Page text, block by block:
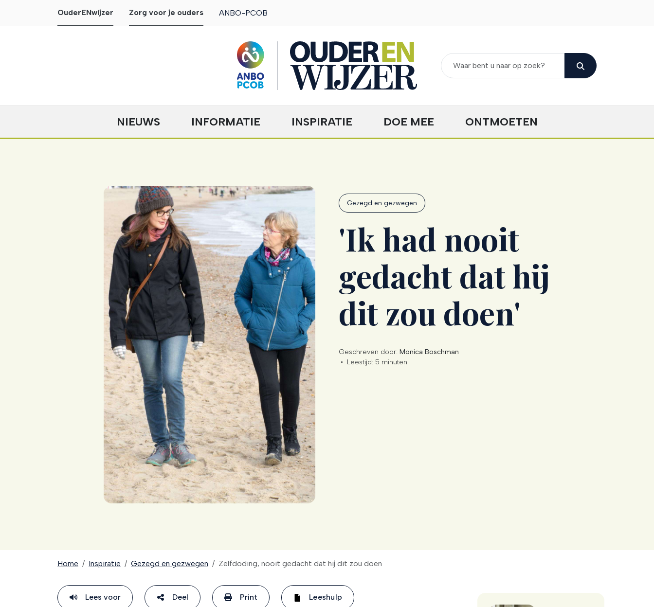
OuderENwijzer Zorg voor je ouders ANBO-PCOB
OuderENwijzer
NIEUWS INFORMATIE INSPIRATIE DOE MEE ONTMOETEN
Gezegd en gezwegen
'Ik had nooit
gedacht dat hij
dit zou doen'
Geschreven door: Monica Boschman
• Leestijd: 5 minuten
Home Inspiratie Gezegd en gezwegen Zelfdoding, nooit gedacht dat hij dit zou doen
Lees voor Deel Print Leeshulp